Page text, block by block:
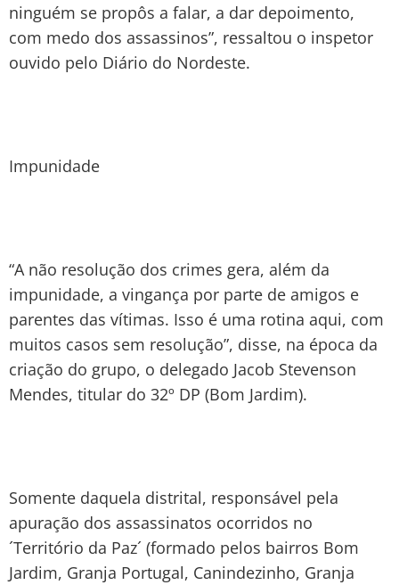
ninguém se propôs a falar, a dar depoimento,
com medo dos assassinos”, ressaltou o inspetor
ouvido pelo Diário do Nordeste.
Impunidade
“A não resolução dos crimes gera, além da
impunidade, a vingança por parte de amigos e
parentes das vítimas. Isso é uma rotina aqui, com
muitos casos sem resolução”, disse, na época da
criação do grupo, o delegado Jacob Stevenson
Mendes, titular do 32º DP (Bom Jardim).
Somente daquela distrital, responsável pela
apuração dos assassinatos ocorridos no
´Território da Paz´ (formado pelos bairros Bom
Jardim, Granja Portugal, Canindezinho, Granja